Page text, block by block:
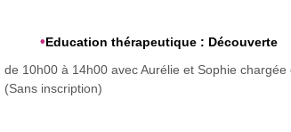
•Education thérapeutique : Découverte
de 10h00 à 14h00 avec Aurélie et Sophie
(Sans inscription)